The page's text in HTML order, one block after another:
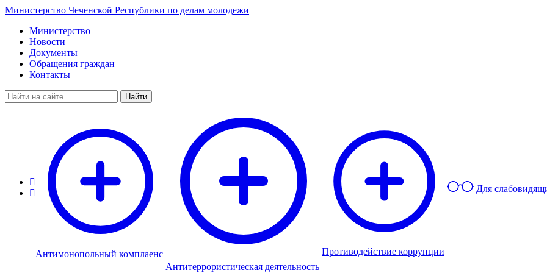
Министерство Чеченской Республики по делам молодежи
Министерство
Новости
Документы
Обращения граждан
Контакты
Найти
Антимонопольный комплаенс
Антитеррористическая деятельность
Противодействие коррупции
Для